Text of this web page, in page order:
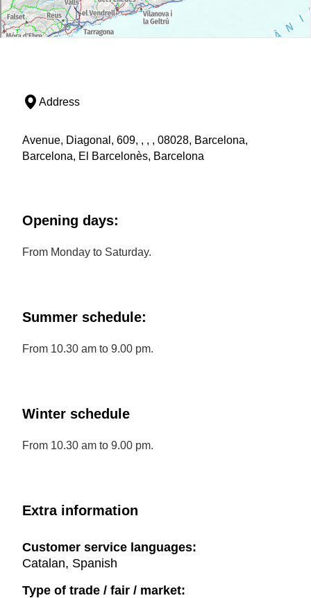
Address
Avenue, Diagonal, 609, , , , 08028, Barcelona,
Barcelona, El Barcelonès, Barcelona
Opening days:
From Monday to Saturday.
Summer schedule:
From 10.30 am to 9.00 pm.
Winter schedule
From 10.30 am to 9.00 pm.
Extra information
Customer service languages:
Catalan, Spanish
Type of trade / fair / market: